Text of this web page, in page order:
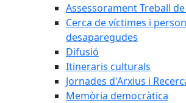
Assessorament Treball de
Cerca de víctimes i
desaparegudes
Difusió
Itineraris culturals
Jornades d'Arxius i
Memòria democràtica